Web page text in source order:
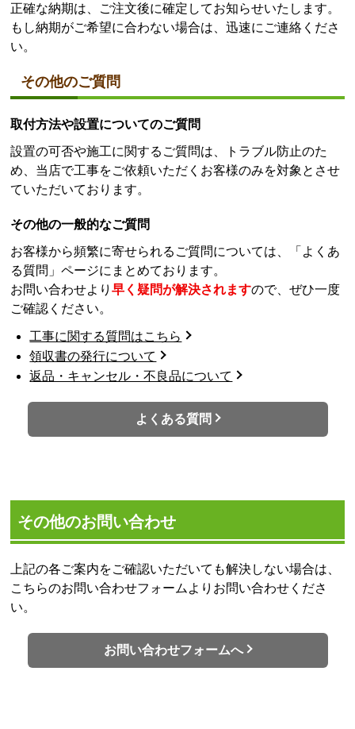
正確な納期は、ご注文後に確定してお知らせいたします。
もし納期がご希望に合わない場合は、迅速にご連絡くださ
い。
その他のご質問
取付方法や設置についてのご質問
設置の可否や施工に関するご質問は、トラブル防止のた
め、当店で工事をご依頼いただくお客様のみを対象とさせ
ていただいております。
その他の一般的なご質問
お客様から頻繁に寄せられるご質問については、「よくあ
る質問」ページにまとめております。
お問い合わせより早く疑問が解決されますので、ぜひ一度
ご確認ください。
工事に関する質問はこちら
領収書の発行について
返品・キャンセル・不良品について
よくある質問
その他のお問い合わせ
上記の各ご案内をご確認いただいても解決しない場合は、
こちらのお問い合わせフォームよりお問い合わせくださ
い。
お問い合わせフォームへ